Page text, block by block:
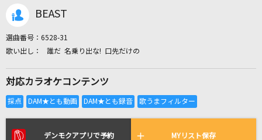
全国りれき
リアルタイムで歌われている曲の一覧
BEAST
選曲番号： 6528-31
誰だ 名乗り出な! 口先だけの
対応カラオケコンテンツ
デンモクアプリで予約 MYリスト保存